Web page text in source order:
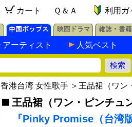
カート Ｑ＆Ａ 利用ガ
アーティスト 人気ベスト
香港台湾 女性歌手 ＞ 王品裙（ワン
王品裙（ワン・ピンチュ
『Pinky Promise（台湾